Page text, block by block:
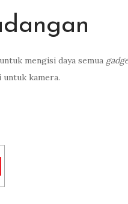
mengisi daya semua
untuk kamera.